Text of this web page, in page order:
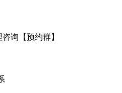
询【预约群】